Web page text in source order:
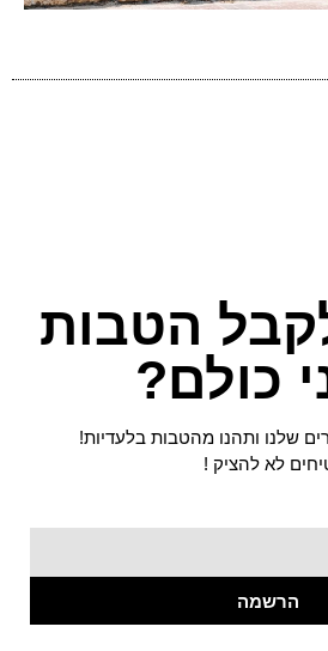
הטבות
כולם?
שלנו ותהנו מהטבות בלעדיות!
לא להציק !
הרשמה